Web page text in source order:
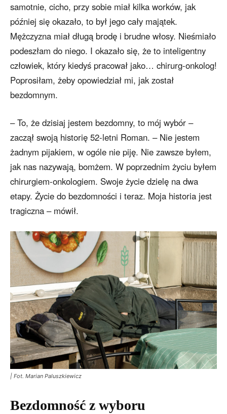
samotnie, cicho, przy sobie miał kilka worków, jak
później się okazało, to był jego cały majątek.
Mężczyzna miał długą brodę i brudne włosy. Nieśmiało
podeszłam do niego. I okazało się, że to inteligentny
człowiek, który kiedyś pracował jako… chirurg-onkolog!
Poprosiłam, żeby opowiedział mi, jak został
bezdomnym.
– To, że dzisiaj jestem bezdomny, to mój wybór –
zaczął swoją historię 52-letni Roman. – Nie jestem
żadnym pijakiem, w ogóle nie piję. Nie zawsze byłem,
jak nas nazywają, bomżem. W poprzednim życiu byłem
chirurgiem-onkologiem. Swoje życie dzielę na dwa
etapy. Życie do bezdomności i teraz. Moja historia jest
tragiczna – mówił.
| Fot. Marian Paluszkiewicz
Bezdomność z wyboru